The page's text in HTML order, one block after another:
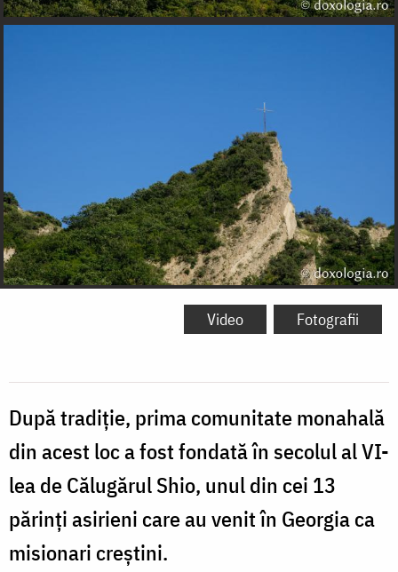
Video Fotografii
După tradiție, prima comunitate monahală
din acest loc a fost fondată în secolul al VI-
lea de Călugărul Shio, unul din cei 13
părinți asirieni care au venit în Georgia ca
misionari creștini.